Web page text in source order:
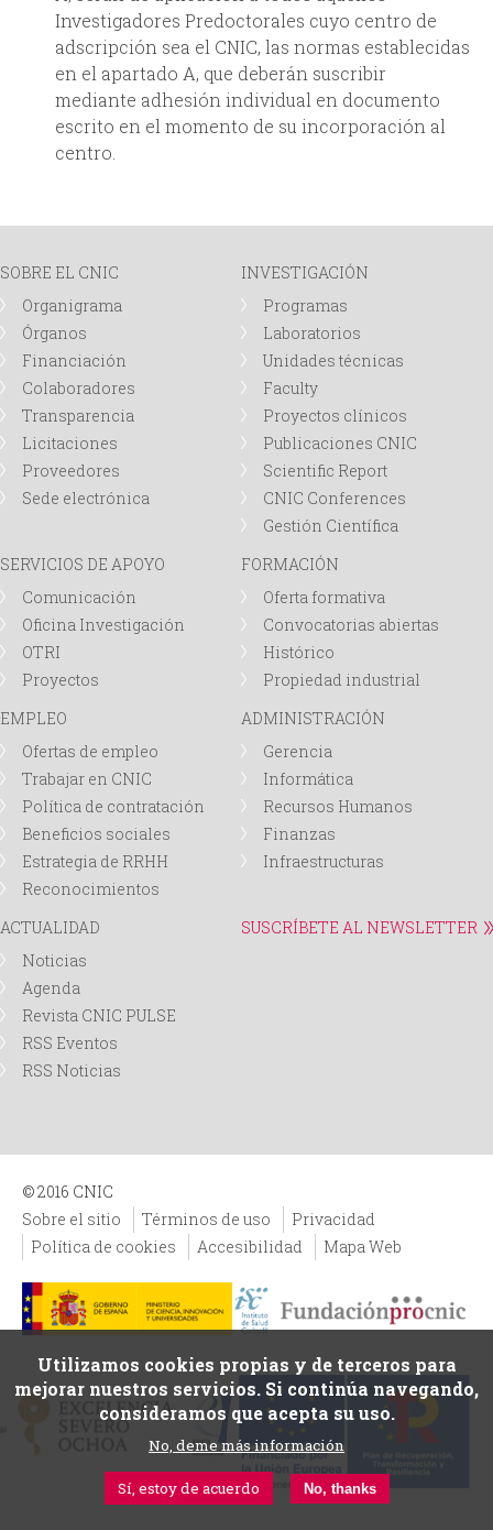
Investigadores Predoctorales cuyo centro de
adscripción sea el CNIC, las normas establecidas
en el apartado A, que deberán suscribir
mediante adhesión individual en documento
escrito en el momento de su incorporación al
centro.
SOBRE EL CNIC
Organigrama
Órganos
Financiación
Colaboradores
Transparencia
Licitaciones
Proveedores
Sede electrónica
INVESTIGACIÓN
Programas
Laboratorios
Unidades técnicas
Faculty
Proyectos clínicos
Publicaciones CNIC
Scientific Report
CNIC Conferences
Gestión Científica
SERVICIOS DE APOYO
Comunicación
Oficina Investigación
OTRI
Proyectos
FORMACIÓN
Oferta formativa
Convocatorias abiertas
Histórico
Propiedad industrial
EMPLEO
Ofertas de empleo
Trabajar en CNIC
Política de contratación
Beneficios sociales
Estrategia de RRHH
Reconocimientos
ADMINISTRACIÓN
Gerencia
Informática
Recursos Humanos
Finanzas
Infraestructuras
ACTUALIDAD
Noticias
Agenda
Revista CNIC PULSE
RSS Eventos
RSS Noticias
SUSCRÍBETE AL NEWSLETTER
© 2016 CNIC
Sobre el sitio
Términos de uso
Privacidad
Política de cookies
Accesibilidad Mapa Web
Utilizamos cookies propias y de terceros para
mejorar nuestros servicios. Si continúa navegando,
consideramos que acepta su uso.
No, deme más información
Sí, estoy de acuerdo No, thanks